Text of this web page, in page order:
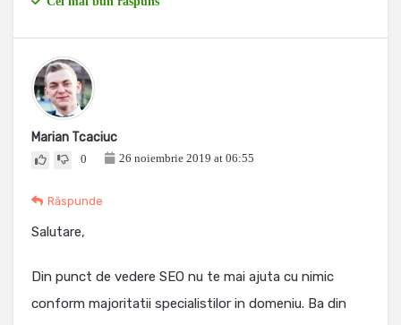
Marian Tcaciuc
0 26 noiembrie 2019 at 06:55
Răspunde
Salutare,
Din punct de vedere SEO nu te mai ajuta cu nimic
conform majoritatii specialistilor in domeniu. Ba din